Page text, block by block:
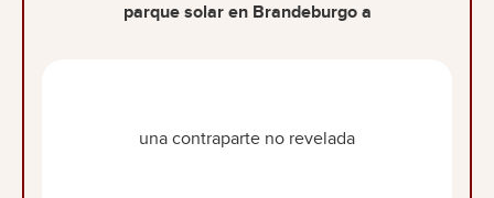
parque solar en Brandeburgo a
una contraparte no revelada